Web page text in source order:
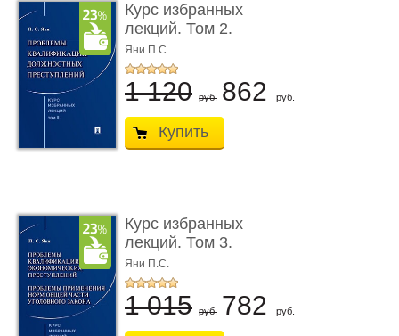
Курс избранных
лекций. Том 2.
Проблемы квалифик ...
Яни П.С.
1 120 руб. 862 руб.
Купить
Курс избранных
лекций. Том 3.
Проблемы квалифик ...
Яни П.С.
1 015 руб. 782 руб.